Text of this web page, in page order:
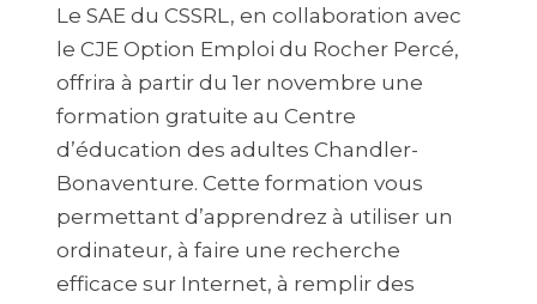
Le SAE du CSSRL, en collaboration avec
le CJE Option Emploi du Rocher Percé,
offrira à partir du 1er novembre une
formation gratuite au Centre
d’éducation des adultes Chandler-
Bonaventure. Cette formation vous
permettant d’apprendrez à utiliser un
ordinateur, à faire une recherche
efficace sur Internet, à remplir des